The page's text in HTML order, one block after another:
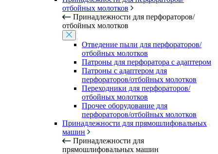
отбойных молотков
Принадлежности для перфораторов/
отбойных молотков
Отведение пыли для перфораторов/
отбойных молотков
Патроны для перфоратора с адаптером
Патроны с адаптером для
перфораторов/отбойных молотков
Переходники для перфораторов/
отбойных молотков
Прочее оборудование для
перфораторов/отбойных молотков
Принадлежности для прямошлифовальных
машин
Принадлежности для
прямошлифовальных машин